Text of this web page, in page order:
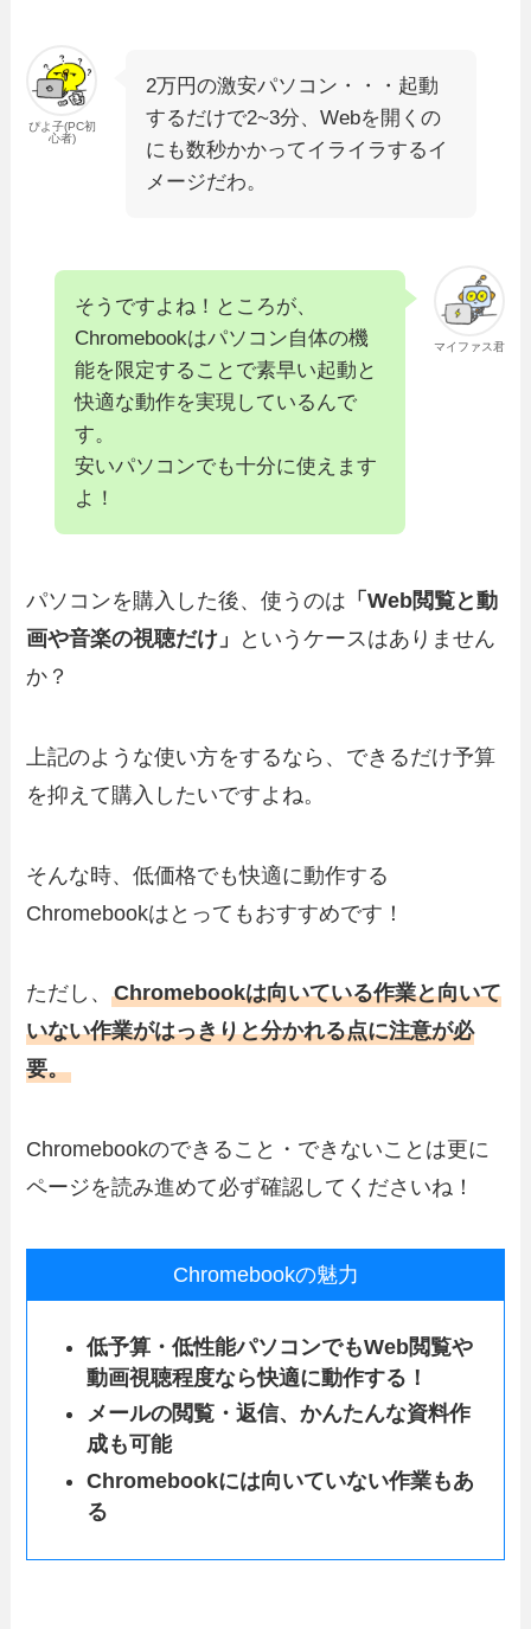
ぴよ子(PC初
心者)
2万円の激安パソコン・・・起動
するだけで2~3分、Webを開くの
にも数秒かかってイライラするイ
メージだわ。
マイファス君
そうですよね！ところが、
Chromebookはパソコン自体の機
能を限定することで素早い起動と
快適な動作を実現しているんで
す。
安いパソコンでも十分に使えます
よ！
パソコンを購入した後、使うのは 「Web閲覧と動
画や音楽の視聴だけ」
というケースはありません
か？
上記のような使い方をするなら、できるだけ予算
を抑えて購入したいですよね。
そんな時、低価格でも快適に動作する
Chromebookはとってもおすすめです！
ただし、Chromebookは向いている作業と向いて
いない作業がはっきりと分かれる点に注意が必
要。
Chromebookのできること・できないことは更に
ページを読み進めて必ず確認してくださいね！
Chromebookの魅力
低予算・低性能パソコンでもWeb閲覧や
動画視聴程度なら快適に動作する！
メールの閲覧・返信、かんたんな資料作
成も可能
Chromebookには向いていない作業もあ
る